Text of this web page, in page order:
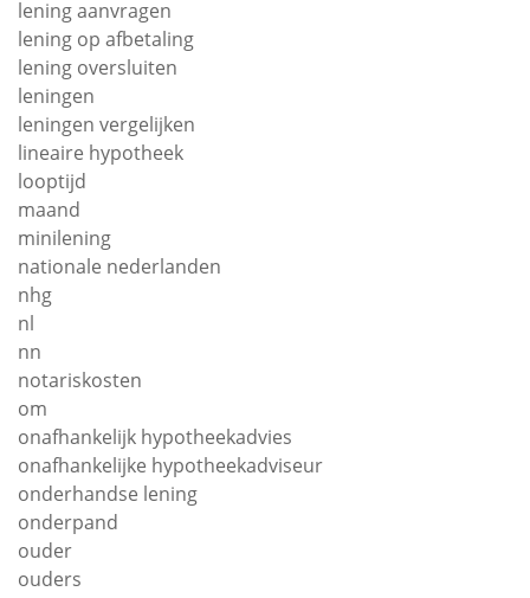
lening aanvragen
lening op afbetaling
lening oversluiten
leningen
leningen vergelijken
lineaire hypotheek
looptijd
maand
minilening
nationale nederlanden
nhg
nl
nn
notariskosten
om
onafhankelijk hypotheekadvies
onafhankelijke hypotheekadviseur
onderhandse lening
onderpand
ouder
ouders